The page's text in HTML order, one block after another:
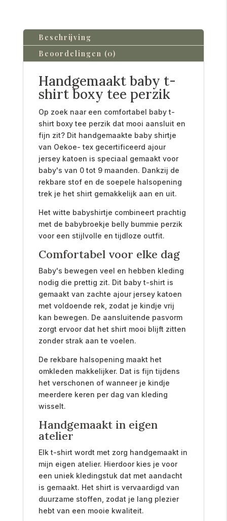
Beschrijving
Beoordelingen (0)
Handgemaakt baby t-
shirt boxy tee perzik
Op zoek naar een comfortabel baby t-
shirt boxy tee perzik dat mooi aansluit en
fijn zit? Dit handgemaakte baby shirtje
van Oekoe- tex gecertificeerd ajour
jersey katoen is speciaal gemaakt voor
baby's van 0 tot 9 maanden. Dankzij de
rekbare stof en de soepele halsopening
trek je het shirt gemakkelijk aan en uit.
Het witte babyshirtje combineert prachtig
met de babybroekje belly bummie perzik
voor een stijlvolle en tijdloze outfit.
Comfortabel voor elke dag
Baby's bewegen veel en hebben kleding
nodig die prettig zit. Dit baby t-shirt is
gemaakt van zachte ajour jersey katoen
met voldoende rek, zodat je kindje vrij
kan bewegen. De aansluitende pasvorm
zorgt ervoor dat het shirt mooi blijft zitten
zonder strak aan te voelen.
De rekbare halsopening maakt het
omkleden makkelijker. Dat is fijn tijdens
het verschonen of wanneer je kindje
meerdere keren per dag van kleding
wisselt.
Handgemaakt in eigen
atelier
Elk t-shirt wordt met zorg handgemaakt in
mijn eigen atelier. Hierdoor kies je voor
een uniek kledingstuk dat met aandacht
is gemaakt. Het shirt is vervaardigd van
duurzame stoffen, zodat je lang plezier
hebt van een mooie kwaliteit.